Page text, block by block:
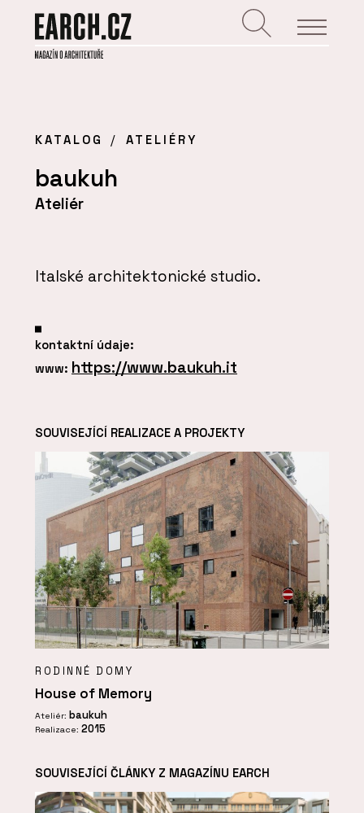
KATALOG ATELIÉRY
baukuh
Ateliér
Italské architektonické studio.
kontaktní údaje:
www: https://www.baukuh.it
SOUVISEJÍCÍ REALIZACE A PROJEKTY
RODINNÉ DOMY
House of Memory
Ateliér: baukuh
Realizace: 2015
SOUVISEJÍCÍ ČLÁNKY Z MAGAZÍNU EARCH